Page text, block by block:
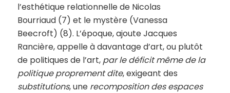
l’esthétique relationnelle de Nicolas
Bourriaud (7) et le mystère (Vanessa
Beecroft) (8). L’époque, ajoute Jacques
Rancière, appelle à davantage d’art, ou plutôt
de politiques de l’art, par le déficit même de la
politique proprement dite, exigeant des
substitutions, une recomposition des espaces